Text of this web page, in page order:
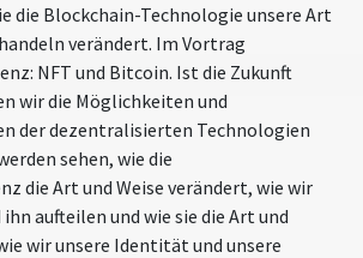
die Blockchain-Technologie unsere Art
verändert. Im Vortrag
NFT und Bitcoin. Ist die Zukunft
wir die Möglichkeiten und
der dezentralisierten Technologien
sehen, wie die
die Art und Weise verändert, wie wir
aufteilen und wie sie die Art und
wir unsere Identität und unsere